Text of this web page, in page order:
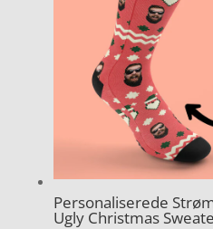
Personaliserede
Ugly Christmas